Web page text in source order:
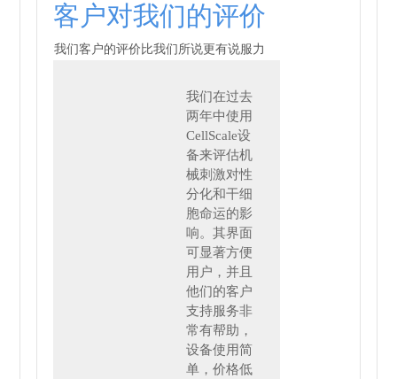
客户对我们的评价
我们客户的评价比我们所说更有说服力
我们在过去
两年中使用
CellScale设
备来评估机
械刺激对性
分化和干细
胞命运的影
响。其界面
可显著方便
用户，并且
他们的客户
支持服务非
常有帮助，
设备使用简
单，价格低